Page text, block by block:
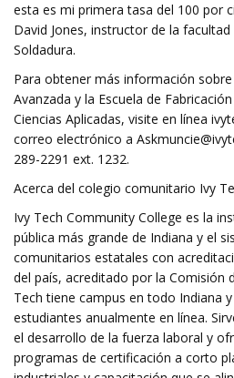
esta es mi primera tasa del 100 por
David Jones, instructor de la
Soldadura.
Para obtener más información
Avanzada y la Escuela de
Ciencias Aplicadas, visite en línea
correo electrónico a
289-2291 ext. 1232.
Acerca del colegio comunitario Ivy
Ivy Tech Community College es la
pública más grande de Indiana y el
comunitarios estatales con
del país, acreditado por la Comisión
Tech tiene campus en todo Indiana
estudiantes anualmente en línea.
el desarrollo de la fuerza laboral y
programas de certificación a corto